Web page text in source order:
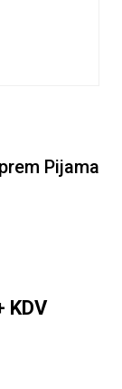
Pijama
KDV